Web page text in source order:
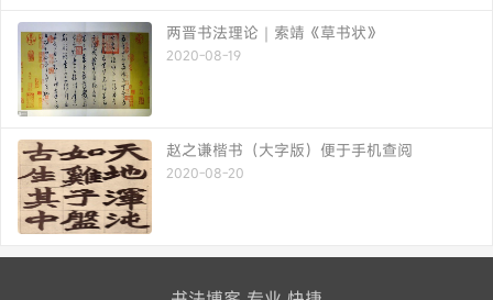
两晋书法理论｜索靖《草书状》
2020-08-19
赵之谦楷书（大字版）便于手机查阅
2020-08-20